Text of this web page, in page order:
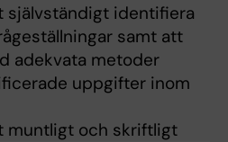
självständigt identifiera
samt att
adekvata metoder
uppgifter inom
muntligt och skriftligt